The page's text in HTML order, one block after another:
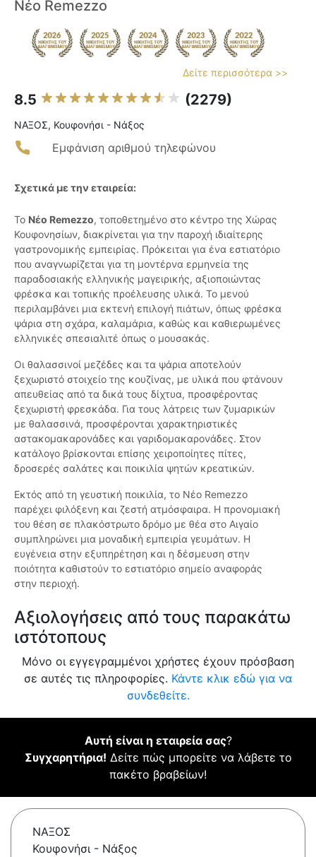
Νέο Remezzo
Δείτε περισσότερα >>
8.5 (2279)
ΝΑΞΟΣ, Κουφονήσι - Νάξος
Εμφάνιση αριθμού τηλεφώνου
Σχετικά με την εταιρεία:
Το Νέο Remezzo, τοποθετημένο στο κέντρο της Χώρας
Κουφονησίων, διακρίνεται για την παροχή ιδιαίτερης
γαστρονομικής εμπειρίας. Πρόκειται για ένα εστιατόριο
που αναγνωρίζεται για τη μοντέρνα ερμηνεία της
παραδοσιακής ελληνικής μαγειρικής, αξιοποιώντας
φρέσκα και τοπικής προέλευσης υλικά. Το μενού
περιλαμβάνει μια εκτενή επιλογή πιάτων, όπως φρέσκα
ψάρια στη σχάρα, καλαμάρια, καθώς και καθιερωμένες
ελληνικές σπεσιαλιτέ όπως ο μουσακάς.
Οι θαλασσινοί μεζέδες και τα ψάρια αποτελούν
ξεχωριστό στοιχείο της κουζίνας, με υλικά που φτάνουν
απευθείας από τα δικά τους δίχτυα, προσφέροντας
ξεχωριστή φρεσκάδα. Για τους λάτρεις των ζυμαρικών
με θαλασσινά, προσφέρονται χαρακτηριστικές
αστακομακαρονάδες και γαριδομακαρονάδες. Στον
κατάλογο βρίσκονται επίσης χειροποίητες πίτες,
δροσερές σαλάτες και ποικιλία ψητών κρεατικών.
Εκτός από τη γευστική ποικιλία, το Νέο Remezzo
παρέχει φιλόξενη και ζεστή ατμόσφαιρα. Η προνομιακή
του θέση σε πλακόστρωτο δρόμο με θέα στο Αιγαίο
συμπληρώνει μια μοναδική εμπειρία γευμάτων. Η
ευγένεια στην εξυπηρέτηση και η δέσμευση στην
ποιότητα καθιστούν το εστιατόριο σημείο αναφοράς
στην περιοχή.
Αξιολογήσεις από τους παρακάτω
ιστότοπους
Μόνο οι εγγεγραμμένοι χρήστες έχουν πρόσβαση
σε αυτές τις πληροφορίες. Κάντε κλικ εδώ για να
συνδεθείτε.
Αυτή είναι η εταιρεία σας?
Συγχαρητήρια! Δείτε πώς μπορείτε να λάβετε το
πακέτο βραβείων!
ΝΑΞΟΣ
Κουφονήσι - Νάξος